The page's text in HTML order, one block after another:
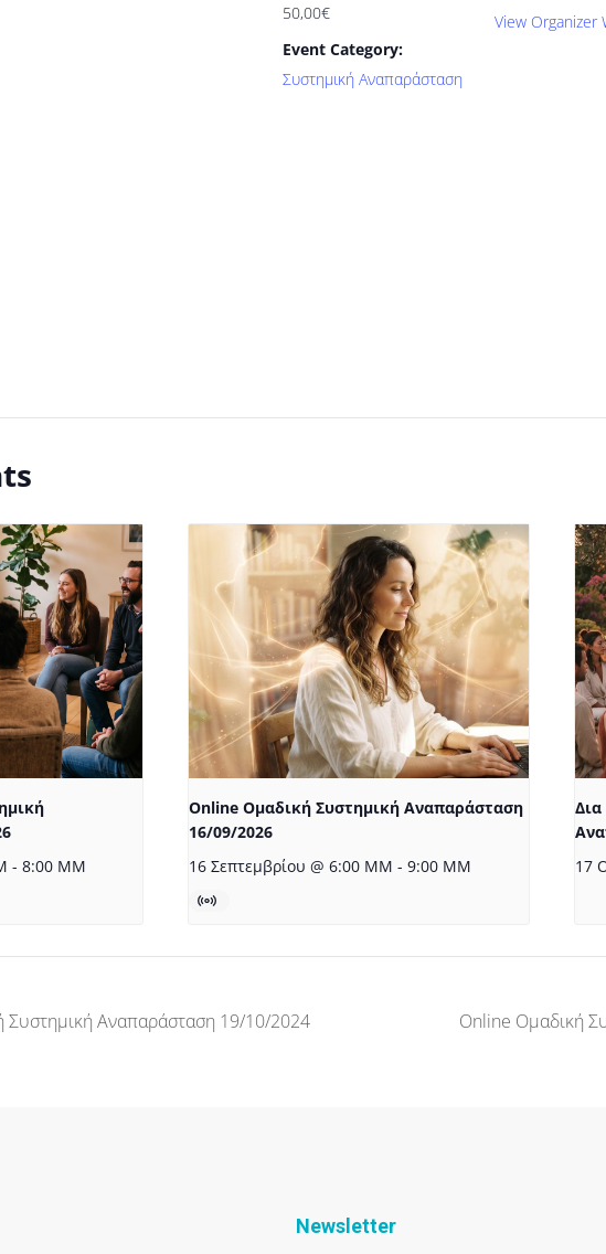
50,00€
Event Category:
Συστημική Αναπαράσταση
View Organizer
- 8:00 ΜΜ
Online Ομαδική Συστημική Αναπαράσταση
16/09/2026
16 Σεπτεμβρίου @ 6:00 ΜΜ - 9:00 ΜΜ 17
Συστημική Αναπαράσταση 19/10/2024 Online Ομαδική
Newsletter